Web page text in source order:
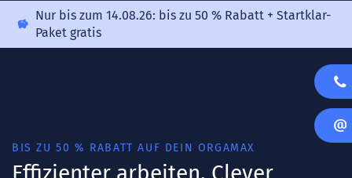
Nur bis zum 14.08.26: bis zu 50 % Rabatt + Startklar-
Paket gratis
BIS ZU 50 % RABATT AUF DEIN ORGAMAX